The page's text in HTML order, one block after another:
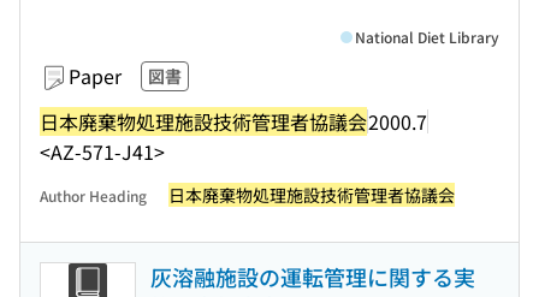
Paper 図書
日本廃棄物処理施設技術管理者協議会2000.7
<AZ-571-J41>
National Diet Library
Author Heading 日本廃棄物処理施設技術管理者協議会
灰溶融施設の運転管理に関する実